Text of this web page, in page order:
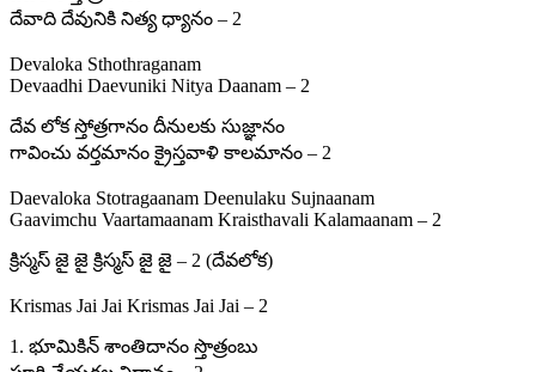
దేవాది దేవునికి నిత్య ధ్యానం – 2
Devaloka Sthothraganam
Devaadhi Daevuniki Nitya Daanam – 2
దేవ లోక స్తోత్రగానం దీనులకు సుజ్ఞానం
గావించు వర్తమానం క్రైస్తవాళి కాలమానం – 2
Daevaloka Stotragaanam Deenulaku Sujnaanam
Gaavimchu Vaartamaanam Kraisthavali Kalamaanam – 2
క్రిస్మస్ జై జై క్రిస్మస్ జై జై – 2 (దేవలోక)
Krismas Jai Jai Krismas Jai Jai – 2
1. భూమికిన్ శాంతిదానం స్తొత్రంబు